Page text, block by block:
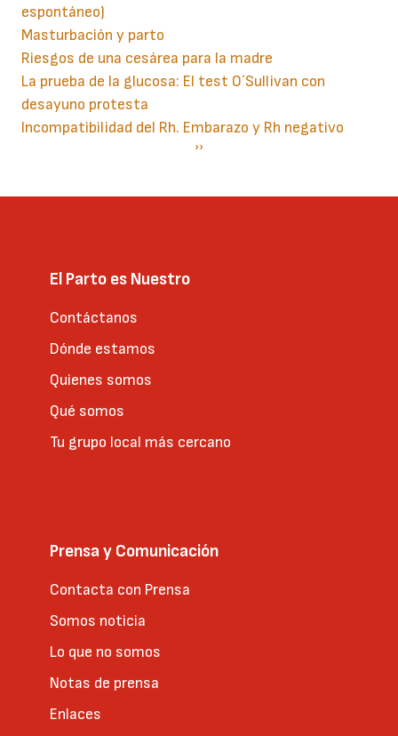
espontáneo)
Masturbación y parto
Riesgos de una cesárea para la madre
La prueba de la glucosa: El test O´Sullivan con
desayuno protesta
Incompatibilidad del Rh. Embarazo y Rh negativo
Siguiente
››
El Parto es Nuestro
Contáctanos
Dónde estamos
Quienes somos
Qué somos
Tu grupo local más cercano
Prensa y Comunicación
Contacta con Prensa
Somos noticia
Lo que no somos
Notas de prensa
Enlaces